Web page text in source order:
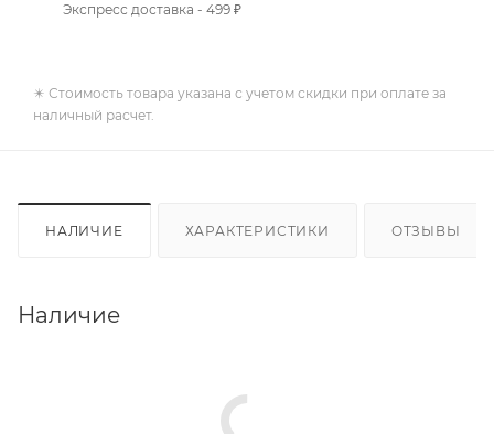
Экспресс доставка - 499 ₽
✴️ Стоимость товара указана с учетом скидки при оплате за
наличный расчет.
НАЛИЧИЕ ХАРАКТЕРИСТИКИ ОТЗЫВЫ
Наличие